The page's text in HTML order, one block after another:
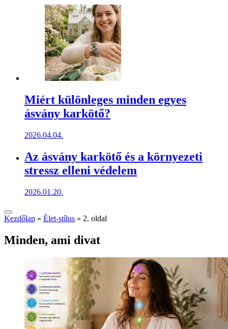
Miért különleges minden egyes
ásvány karkötő?
2026.04.04.
Az ásvány karkötő és a környezeti
stressz elleni védelem
2026.01.20.
Kezdőlap » Élet-stílus » 2. oldal
Minden, ami divat